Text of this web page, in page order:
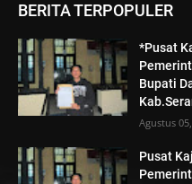
BERITA TERPOPULER
*Pusat
Bupati
Agustus
Pusat